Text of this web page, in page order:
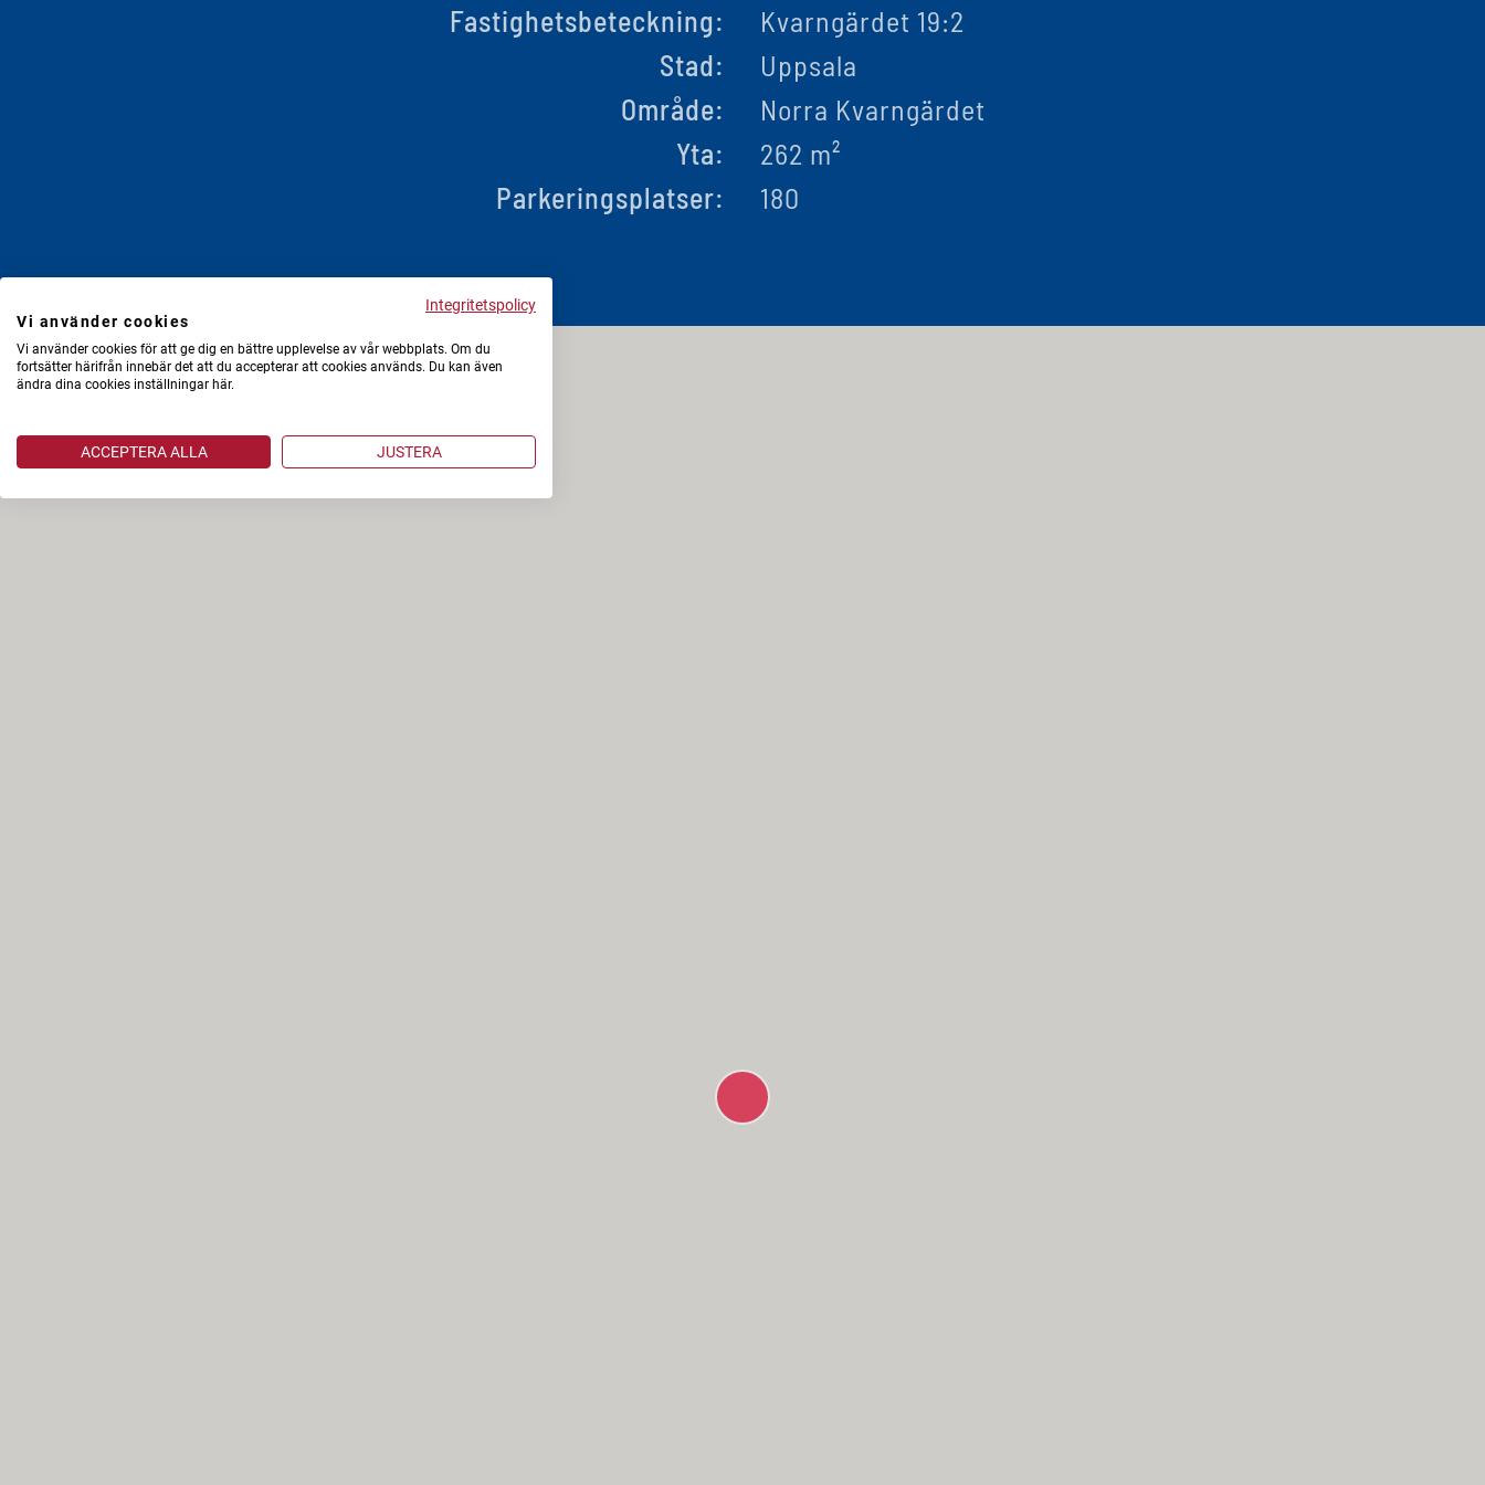
Fastighetsbeteckning:
Kvarngärdet 19:2
Stad:
Uppsala
Område:
Norra Kvarngärdet
Yta:
262 m²
Parkeringsplatser:
180
Integritetspolicy
Vi använder cookies
Vi använder cookies för att ge dig en bättre upplevelse av vår webbplats. Om du
fortsätter härifrån innebär det att du accepterar att cookies används. Du kan även
ändra dina cookies inställningar här.
ACCEPTERA ALLA JUSTERA